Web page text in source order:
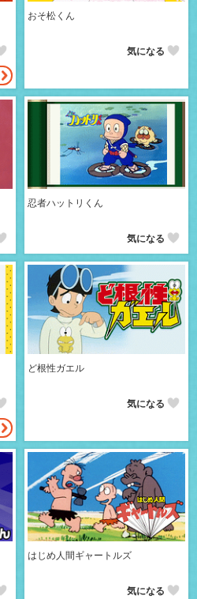
おそ松くん
気になる
忍者ハットリくん
気になる
ど根性ガエル
気になる
はじめ人間ギャートルズ
気になる